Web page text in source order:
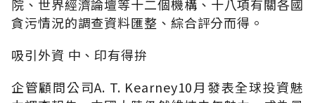
院、世界經濟論壇等十二個機構、十八項有關各國
貪污情況的調查資料匯整、綜合評分而得。
吸引外資 中、印有得拚
企管顧問公司A. T. Kearney10月發表全球投資魅